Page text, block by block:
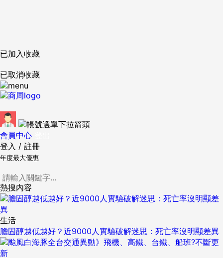
已加入收藏
已取消收藏
會員中心
登入 / 註冊
年度最大優惠
熱搜內容
生活
膽固醇越低越好？近9000人實驗破解迷思：死亡率沒明顯差異